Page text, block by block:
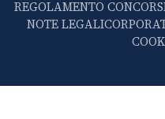
REGOLAMENTO
NOTE LEGALI